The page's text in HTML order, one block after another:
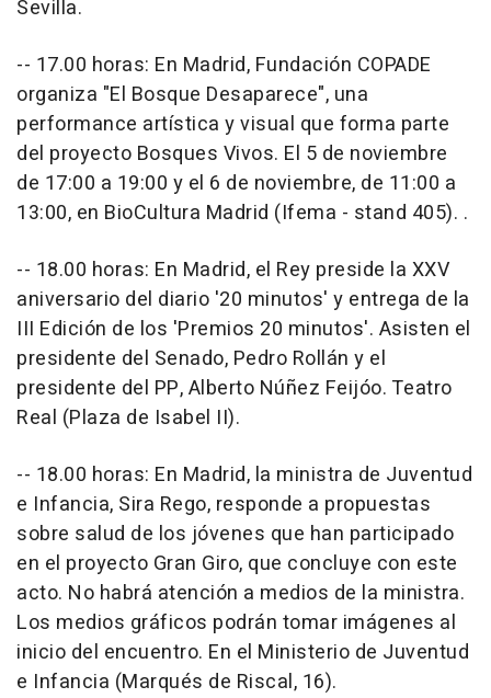
Sevilla.
-- 17.00 horas: En Madrid, Fundación COPADE
organiza "El Bosque Desaparece", una
performance artística y visual que forma parte
del proyecto Bosques Vivos. El 5 de noviembre
de 17:00 a 19:00 y el 6 de noviembre, de 11:00 a
13:00, en BioCultura Madrid (Ifema - stand 405). .
-- 18.00 horas: En Madrid, el Rey preside la XXV
aniversario del diario '20 minutos' y entrega de la
III Edición de los 'Premios 20 minutos'. Asisten el
presidente del Senado, Pedro Rollán y el
presidente del PP, Alberto Núñez Feijóo. Teatro
Real (Plaza de Isabel II).
-- 18.00 horas: En Madrid, la ministra de Juventud
e Infancia, Sira Rego, responde a propuestas
sobre salud de los jóvenes que han participado
en el proyecto Gran Giro, que concluye con este
acto. No habrá atención a medios de la ministra.
Los medios gráficos podrán tomar imágenes al
inicio del encuentro. En el Ministerio de Juventud
e Infancia (Marqués de Riscal, 16).